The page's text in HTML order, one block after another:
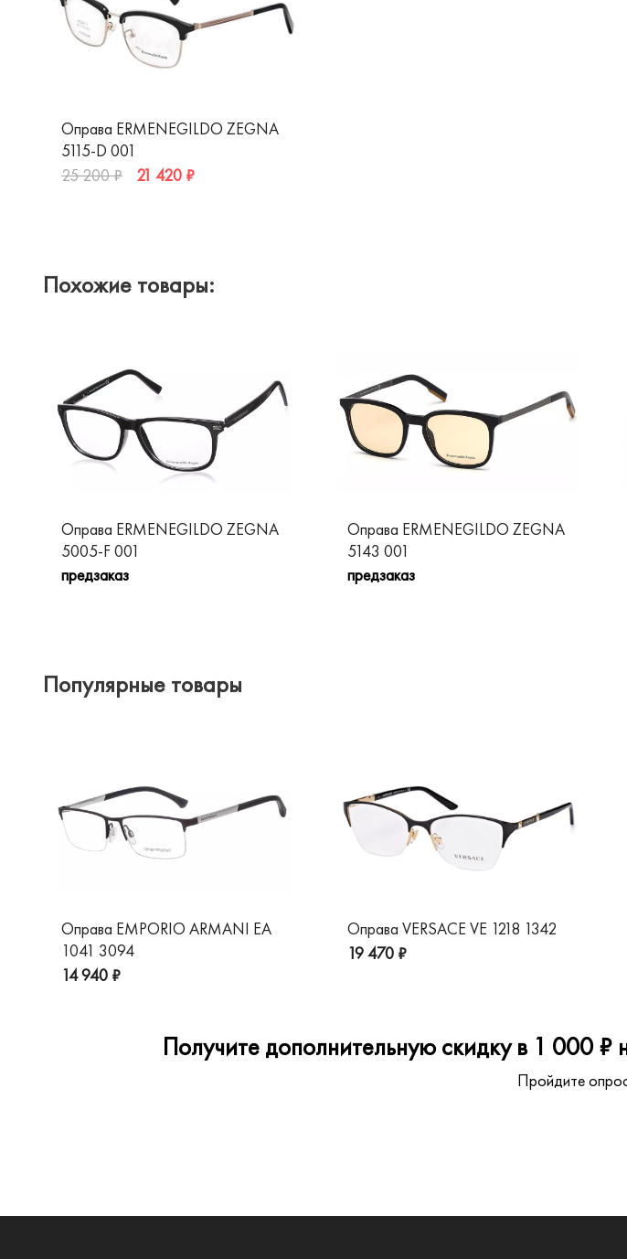
Оправа ERMENEGILDO ZEGNA
5115-D 001
25 200 ₽
21 420 ₽
Похожие товары:
Оправа ERMENEGILDO ZEGNA
5005-F 001
предзаказ
Оправа ERMENEGILDO ZEGNA
5143 001
предзаказ
Популярные товары
Оправа EMPORIO ARMANI EA
1041 3094
14 940 ₽
Оправа VERSACE VE 1218 1342
19 470 ₽
Получите дополнительную скидку в 1 000
Пройдите